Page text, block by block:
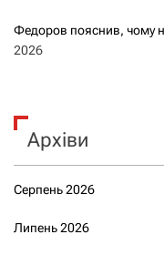
Федоров пояснив, чому
2026
Архіви
Серпень 2026
Липень 2026